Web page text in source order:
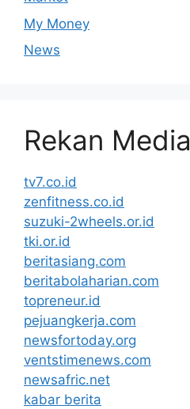
My Money
News
Rekan Media
tv7.co.id
zenfitness.co.id
suzuki-2wheels.or.id
tki.or.id
beritasiang.com
beritabolaharian.com
topreneur.id
pejuangkerja.com
newsfortoday.org
ventstimenews.com
newsafric.net
kabar berita